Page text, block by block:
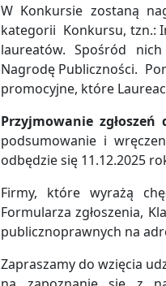
W Konkursie zostaną
kategorii Konkursu, tzn.:
laureatów. Spośród
Nagrodę Publiczności.
promocyjne, które
Przyjmowanie
podsumowanie i
odbędzie się 11.12.2025
Firmy, które wyrażą
Formularza zgłoszenia,
publicznoprawnych na
Zapraszamy do wzięcia